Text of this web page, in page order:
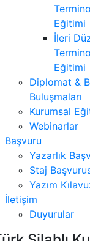
Eğitimi
İleri
Eğitimi
Diplomat &
Buluşmaları
Kurumsal
Webinarlar
Başvuru
Yazarlık
Staj
Yazım
İletişim
Duyurular